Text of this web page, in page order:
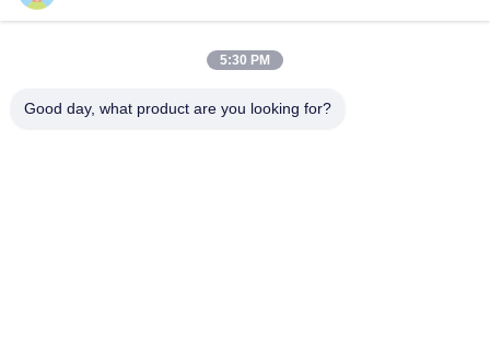
আমাদের ঠিকানা
সিয়াংশান কমিউনিটি, সিনক্যাও রাস্তা,
5:30 PM
Good day, what product are you looking for?